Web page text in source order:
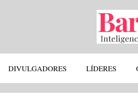
DIVULGADORES LÍDERES